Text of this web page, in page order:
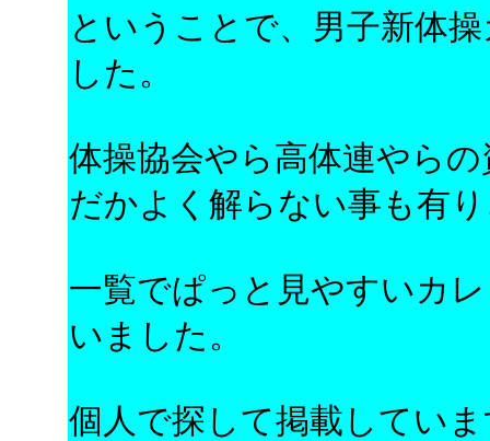
ということで、男子新体
した。
体操協会やら高体連やら
だかよく解らない事も有
一覧でぱっと見やすいカ
いました。
個人で探して掲載してい